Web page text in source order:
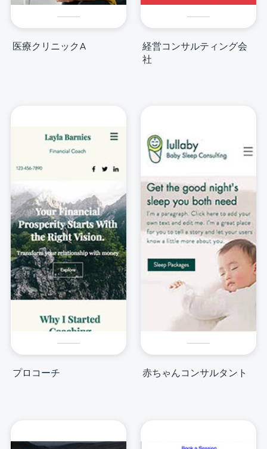
医療クリニックA
経営コンサルティング会
社
プロコーチ 赤ちゃんコンサルタント